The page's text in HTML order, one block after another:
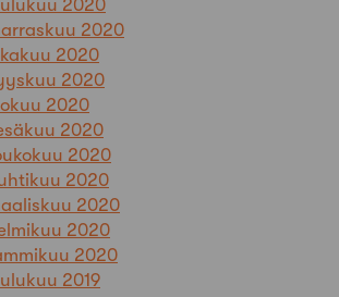
2020
2020
2020
2020
2020
2020
2020
2020
2020
2020
2020
2019